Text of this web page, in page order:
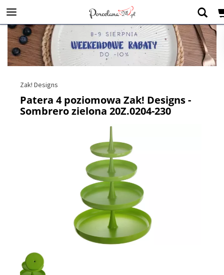
Zak! Designs
Patera 4 poziomowa Zak! Designs -
Sombrero zielona 20Z.0204-230